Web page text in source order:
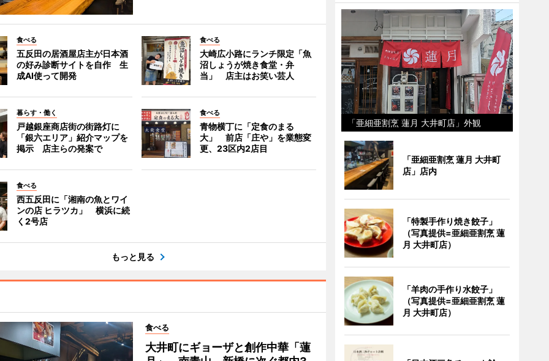
食べる
五反田の居酒屋店主が日本酒
の好み診断サイトを自作 生
成AI使って開発
食べる
大崎広小路にランチ限定「魚
沼しょうが焼き食堂・弁
当」 店主はお笑い芸人
暮らす・働く
戸越銀座商店街の街路灯に
「銀六エリア」紹介マップを
掲示 店主らの発案で
食べる
青物横丁に「定食のまる
大」 前店「庄や」を業態変
更、23区内2店目
食べる
西五反田に「湘南の魚とワイ
ンの店 ヒラツカ」 横浜に続
く2号店
もっと見る
食べる
大井町にギョーザと創作中華「蓮
「亜細亜割烹 蓮月 大井町店」外観
「亜細亜割烹 蓮月 大井町
店」店内
「特製手作り焼き餃子」
（写真提供=亜細亜割烹 蓮
月 大井町店）
「羊肉の手作り水餃子」
（写真提供=亜細亜割烹 蓮
月 大井町店）